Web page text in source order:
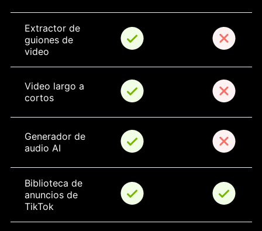
Extractor de
guiones de
video
Video largo a
cortos
Generador de
audio AI
Biblioteca de
anuncios de
TikTok